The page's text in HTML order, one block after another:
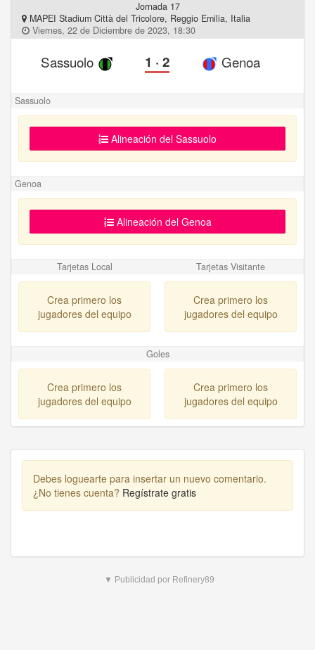
Jornada 17
MAPEI Stadium Città del Tricolore, Reggio Emilia, Italia
Viernes, 22 de Diciembre de 2023, 18:30
Sassuolo 1 ·2 Genoa
Sassuolo
Alineación del Sassuolo
Genoa
Alineación del Genoa
Tarjetas Local Tarjetas Visitante
Crea primero los
jugadores del equipo
Crea primero los
jugadores del equipo
Goles
Crea primero los
jugadores del equipo
Crea primero los
jugadores del equipo
Debes loguearte para insertar un nuevo comentario.
¿No tienes cuenta? Regístrate gratis
▼ Publicidad por Refinery89